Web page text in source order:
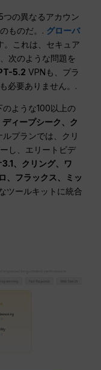
つの異なるアカウン
ものだ。. グローバ
。これは、セキュア
次のような問題を
5.2 VPNも、プラ
必要ありません。.
ような100以上の
ディープシーク、ク
プランでは、クリ
し、エリートビデ
、クリング、ワ
、フラックス、ミッ
ツールキットに統合